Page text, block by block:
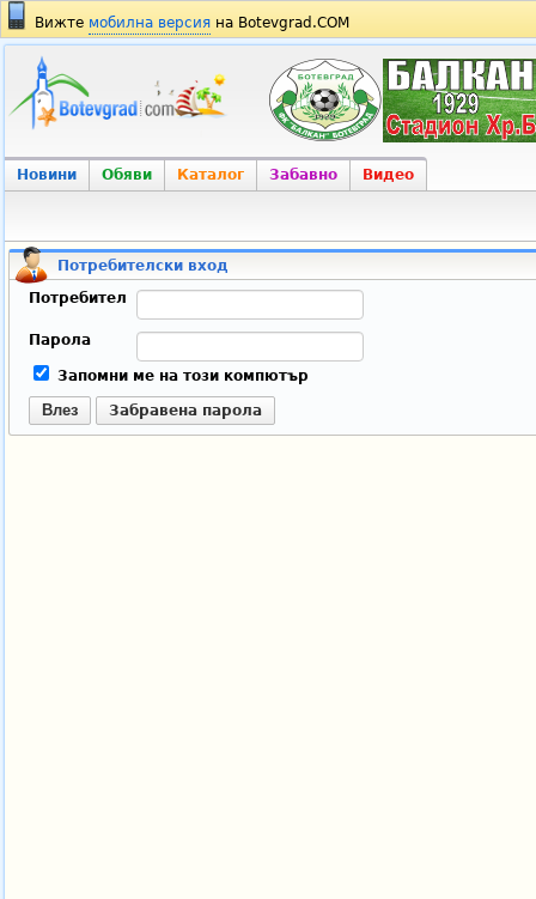
Вижте мобилна версия на Botevgrad.COM
Новини Обяви Каталог Забавно Видео
Потребителски вход
Потребител
Парола
Запомни ме на този компютър
Влез Забравена парола